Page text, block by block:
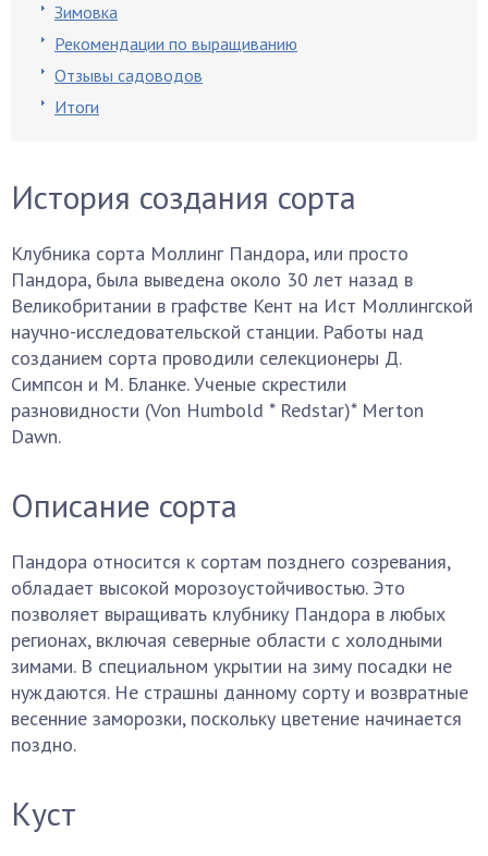
Зимовка
Рекомендации по выращиванию
Отзывы садоводов
Итоги
История создания сорта
Клубника сорта Моллинг Пандора, или просто
Пандора, была выведена около 30 лет назад в
Великобритании в графстве Кент на Ист Моллингской
научно-исследовательской станции. Работы над
созданием сорта проводили селекционеры Д.
Симпсон и М. Бланке. Ученые скрестили
разновидности (Von Humbold * Redstar)* Merton
Dawn.
Описание сорта
Пандора относится к сортам позднего созревания,
обладает высокой морозоустойчивостью. Это
позволяет выращивать клубнику Пандора в любых
регионах, включая северные области с холодными
зимами. В специальном укрытии на зиму посадки не
нуждаются. Не страшны данному сорту и возвратные
весенние заморозки, поскольку цветение начинается
поздно.
Куст